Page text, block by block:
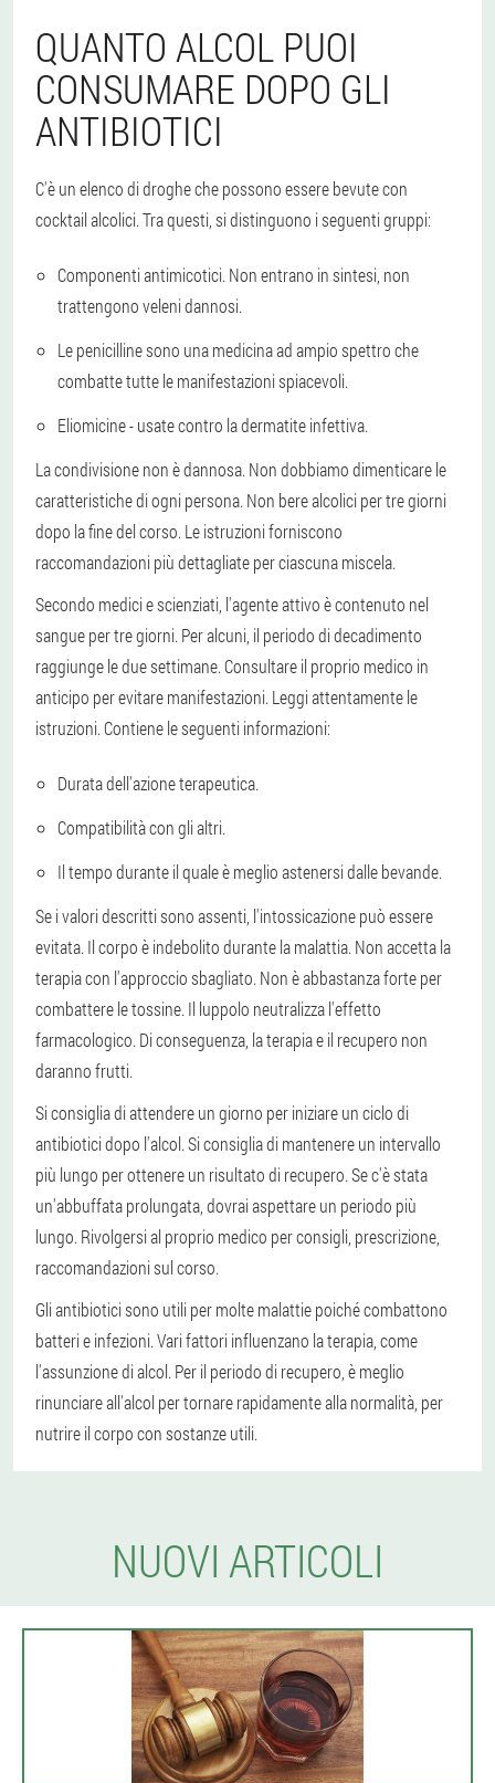
QUANTO ALCOL PUOI
CONSUMARE DOPO GLI
ANTIBIOTICI
C'è un elenco di droghe che possono essere bevute con
cocktail alcolici. Tra questi, si distinguono i seguenti gruppi:
Componenti antimicotici. Non entrano in sintesi, non
trattengono veleni dannosi.
Le penicilline sono una medicina ad ampio spettro che
combatte tutte le manifestazioni spiacevoli.
Eliomicine - usate contro la dermatite infettiva.
La condivisione non è dannosa. Non dobbiamo dimenticare le
caratteristiche di ogni persona. Non bere alcolici per tre giorni
dopo la fine del corso. Le istruzioni forniscono
raccomandazioni più dettagliate per ciascuna miscela.
Secondo medici e scienziati, l'agente attivo è contenuto nel
sangue per tre giorni. Per alcuni, il periodo di decadimento
raggiunge le due settimane. Consultare il proprio medico in
anticipo per evitare manifestazioni. Leggi attentamente le
istruzioni. Contiene le seguenti informazioni:
Durata dell'azione terapeutica.
Compatibilità con gli altri.
Il tempo durante il quale è meglio astenersi dalle bevande.
Se i valori descritti sono assenti, l'intossicazione può essere
evitata. Il corpo è indebolito durante la malattia. Non accetta la
terapia con l'approccio sbagliato. Non è abbastanza forte per
combattere le tossine. Il luppolo neutralizza l'effetto
farmacologico. Di conseguenza, la terapia e il recupero non
daranno frutti.
Si consiglia di attendere un giorno per iniziare un ciclo di
antibiotici dopo l'alcol. Si consiglia di mantenere un intervallo
più lungo per ottenere un risultato di recupero. Se c'è stata
un'abbuffata prolungata, dovrai aspettare un periodo più
lungo. Rivolgersi al proprio medico per consigli, prescrizione,
raccomandazioni sul corso.
Gli antibiotici sono utili per molte malattie poiché combattono
batteri e infezioni. Vari fattori influenzano la terapia, come
l'assunzione di alcol. Per il periodo di recupero, è meglio
rinunciare all'alcol per tornare rapidamente alla normalità, per
nutrire il corpo con sostanze utili.
NUOVI ARTICOLI